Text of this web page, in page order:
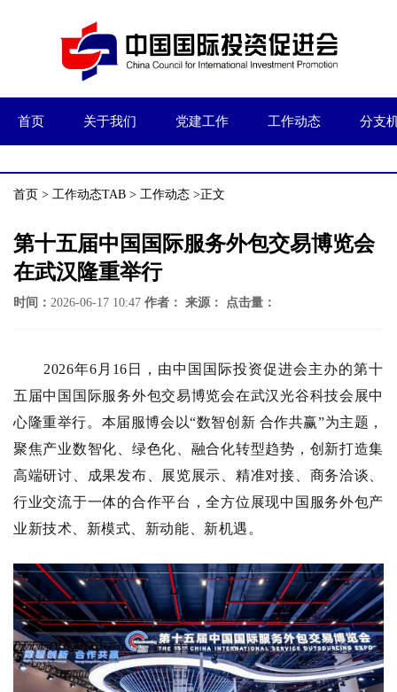
首页 关于我们 党建工作 工作动态 分支
首页 > 工作动态TAB > 工作动态 >正文
第十五届中国国际服务外包交易博览会
在武汉隆重举行
时间： 2026-06-17 10:47 作者： 来源： 点击量：
2026年6月16日，由中国国际投资促进会主办的第十
五届中国国际服务外包交易博览会在武汉光谷科技会展中
心隆重举行。本届服博会以“数智创新 合作共赢”为主题，
聚焦产业数智化、绿色化、融合化转型趋势，创新打造集
高端研讨、成果发布、展览展示、精准对接、商务洽谈、
行业交流于一体的合作平台，全方位展现中国服务外包产
业新技术、新模式、新动能、新机遇。